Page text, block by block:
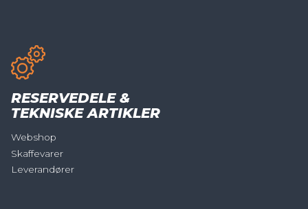
RESERVEDELE &
TEKNISKE ARTIKLER
Webshop
Skaffevarer
Leverandører